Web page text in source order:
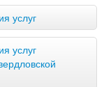
услуг
услуг